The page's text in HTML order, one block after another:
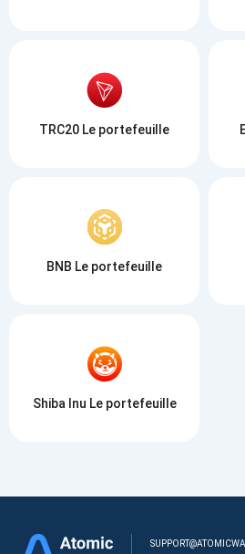
TRC20 Le portefeuille
BNB Le portefeuille
Shiba Inu Le portefeuille